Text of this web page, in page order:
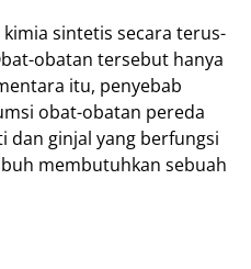
sintetis secara terus-
obatan tersebut hanya
itu, penyebab
obat-obatan pereda
dan ginjal yang berfungsi
membutuhkan sebuah